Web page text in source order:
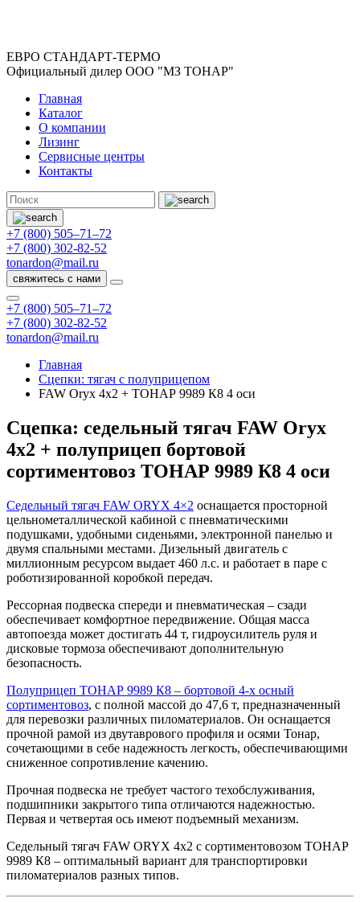
ЕВРО СТАНДАРТ-ТЕРМО
Официальный дилер ООО "МЗ ТОНАР"
Главная
Каталог
О компании
Лизинг
Сервисные центры
Контакты
+7 (800) 505–71–72
+7 (800) 302-82-52
tonardon@mail.ru
свяжитесь с нами
+7 (800) 505–71–72
+7 (800) 302-82-52
tonardon@mail.ru
Главная
Сцепки: тягач с полуприцепом
FAW Oryx 4х2 + ТОНАР 9989 К8 4 оси
Сцепка: седельный тягач FAW Oryx
4х2 + полуприцеп бортовой
сортиментовоз ТОНАР 9989 К8 4 оси
Седельный тягач FAW ORYX 4×2 оснащается просторной
цельнометаллической кабиной с пневматическими
подушками, удобными сиденьями, электронной панелью и
двумя спальными местами. Дизельный двигатель с
миллионным ресурсом выдает 460 л.с. и работает в паре с
роботизированной коробкой передач.
Рессорная подвеска спереди и пневматическая – сзади
обеспечивает комфортное передвижение. Общая масса
автопоезда может достигать 44 т, гидроусилитель руля и
дисковые тормоза обеспечивают дополнительную
безопасность.
Полуприцеп ТОНАР 9989 К8 – бортовой 4-х осный
сортиментовоз, с полной массой до 47,6 т, предназначенный
для перевозки различных пиломатериалов. Он оснащается
прочной рамой из двутаврового профиля и осями Тонар,
сочетающими в себе надежность легкость, обеспечивающими
сниженное сопротивление качению.
Прочная подвеска не требует частого техобслуживания,
подшипники закрытого типа отличаются надежностью.
Первая и четвертая ось имеют подъемный механизм.
Седельный тягач FAW ORYX 4х2 с сортиментовозом ТОНАР
9989 К8 – оптимальный вариант для транспортировки
пиломатериалов разных типов.